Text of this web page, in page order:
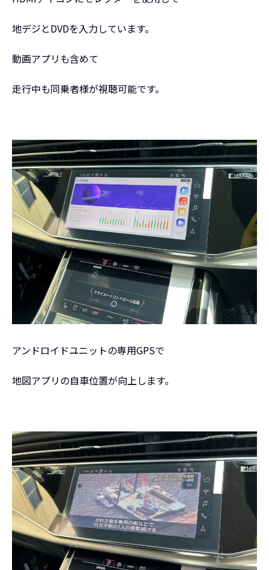
地デジとDVDを入力しています。
動画アプリも含めて
走行中も同乗者様が視聴可能です。
アンドロイドユニットの専用GPSで
地図アプリの自車位置が向上します。